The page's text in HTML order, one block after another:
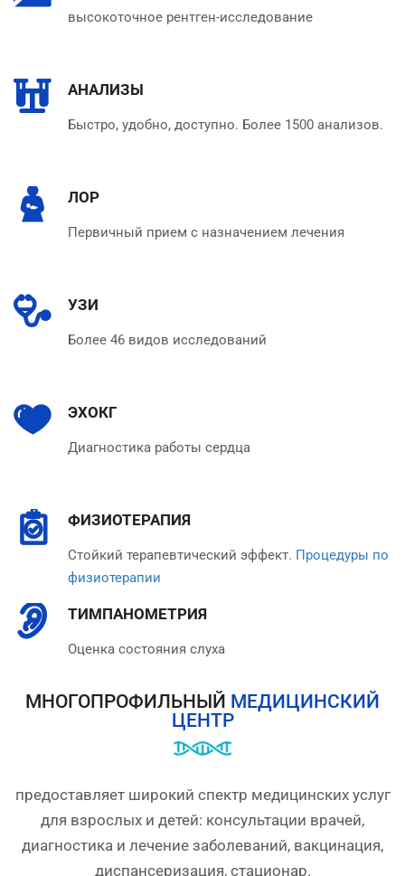
высокоточное рентген-исследование
АНАЛИЗЫ
Быстро, удобно, доступно. Более 1500 анализов.
ЛОР
Первичный прием с назначением лечения
УЗИ
Более 46 видов исследований
ЭХОКГ
Диагностика работы сердца
ФИЗИОТЕРАПИЯ
Стойкий терапевтический эффект. Процедуры по
физиотерапии
ТИМПАНОМЕТРИЯ
Оценка состояния слуха
МНОГОПРОФИЛЬНЫЙ МЕДИЦИНСКИЙ
ЦЕНТР
предоставляет широкий спектр медицинских услуг
для взрослых и детей: консультации врачей,
диагностика и лечение заболеваний, вакцинация,
диспансеризация, стационар.